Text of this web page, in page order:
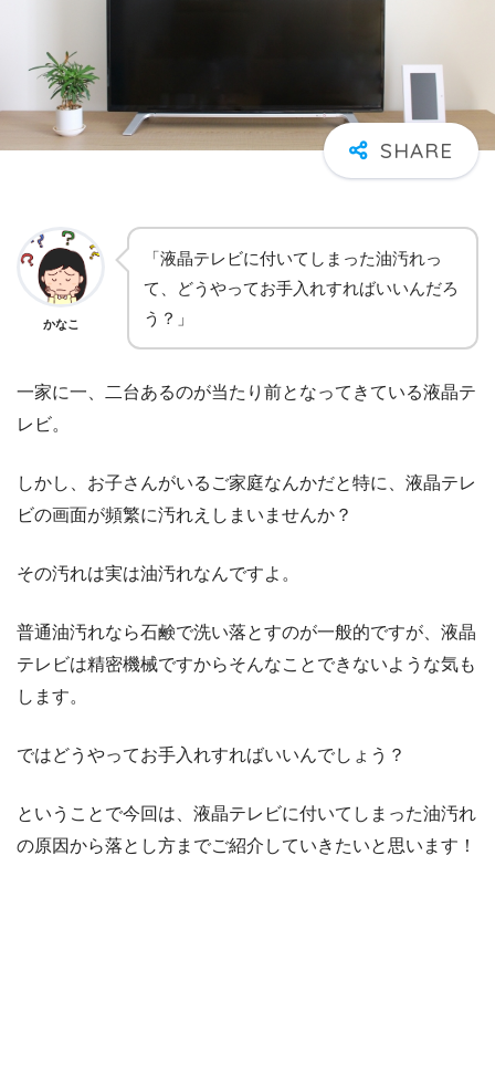
かなこ
「液晶テレビに付いてしまった油汚れっ
て、どうやってお手入れすればいいんだろ
う？」
一家に一、二台あるのが当たり前となってきている液晶テ
レビ。
しかし、お子さんがいるご家庭なんかだと特に、液晶テレ
ビの画面が頻繁に汚れえしまいませんか？
その汚れは実は油汚れなんですよ。
普通油汚れなら石鹸で洗い落とすのが一般的ですが、液晶
テレビは精密機械ですからそんなことできないような気も
します。
ではどうやってお手入れすればいいんでしょう？
ということで今回は、液晶テレビに付いてしまった油汚れ
の原因から落とし方までご紹介していきたいと思います！